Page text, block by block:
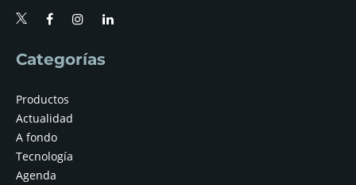
Categorías
Productos
Actualidad
A fondo
Tecnología
Agenda